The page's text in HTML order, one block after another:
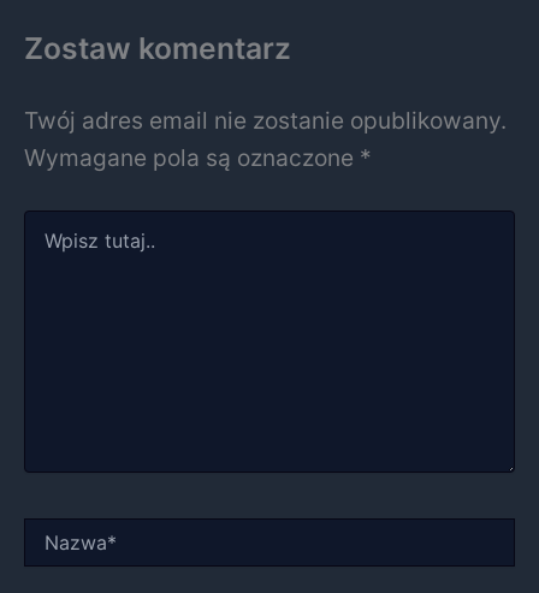
Zostaw komentarz
Twój adres email nie zostanie opublikowany.
Wymagane pola są oznaczone *
tutaj..